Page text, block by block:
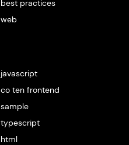
best practices
web
javascript
co ten frontend
sample
typescript
html